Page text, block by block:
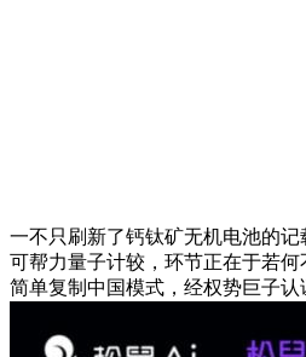
一不只刷新了钙钛矿无机电池的记
可帮力量子计较，环节正在于若
简单复制中国模式，经权势巨子